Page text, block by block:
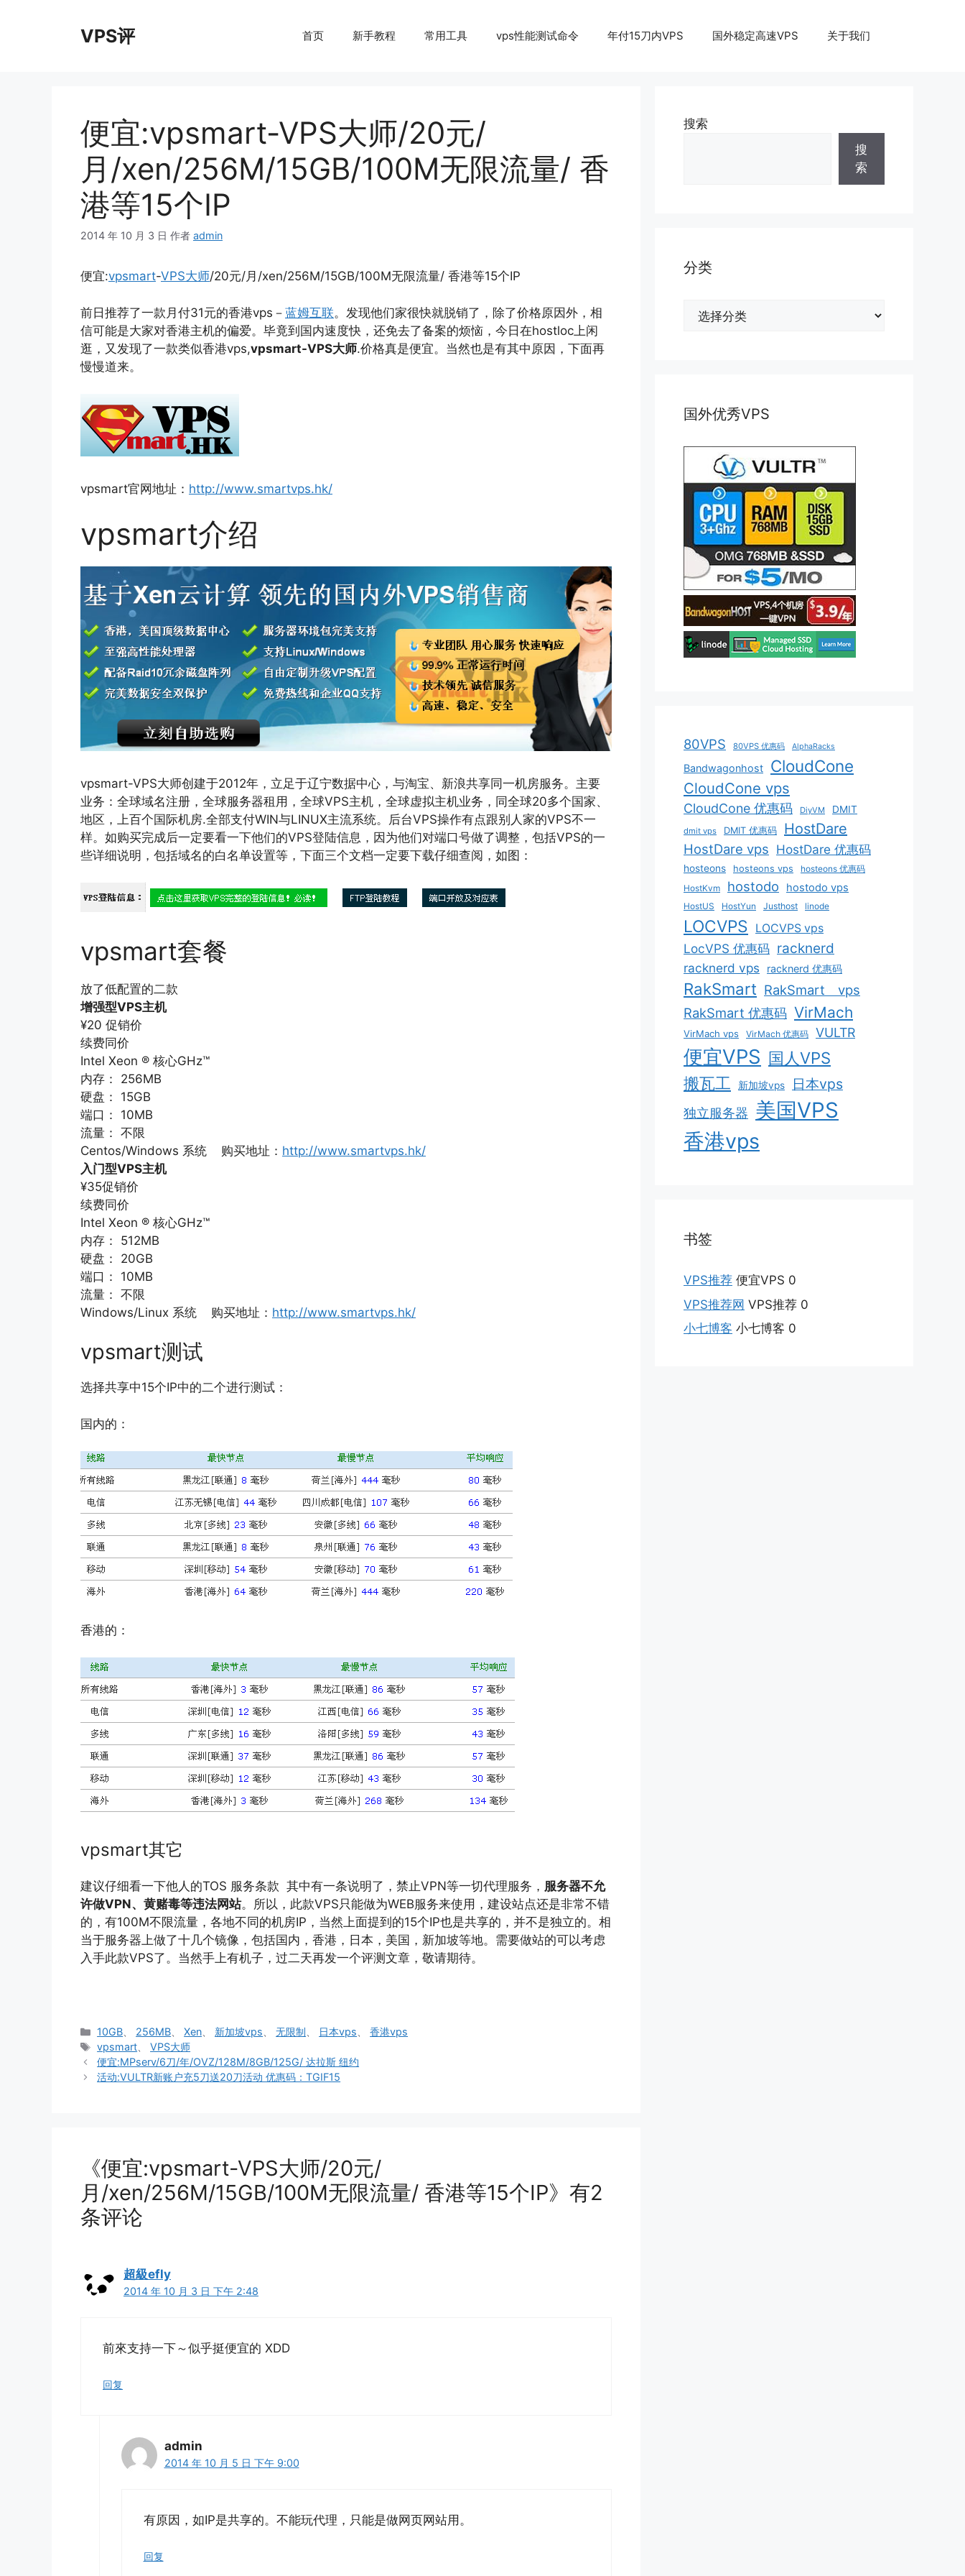
VPS评 首页 新手教程 常用工具 vps性能测试命令 年付15刀内VPS 国外稳定高速VPS 关于我们
便宜:vpsmart-VPS大师/20元/
月/xen/256M/15GB/100M无限流量/ 香
港等15个IP
2014 年 10 月 3 日 作者 admin
便宜:vpsmart-VPS大师/20元/月/xen/256M/15GB/100M无限流量/ 香港等15个IP
前日推荐了一款月付31元的香港vps－ 蓝姆互联。发现他们家很快就脱销了，除了价格原因外，相
信可能是大家对香港主机的偏爱。毕竟到国内速度快，还免去了备案的烦恼，今日在hostloc上闲
逛，又发现了一款类似香港vps,vpsmart-VPS大师.价格真是便宜。当然也是有其中原因，下面再
慢慢道来。
vpsmart官网地址： http://www.smartvps.hk/
vpsmart介绍
vpsmart-VPS大师创建于2012年，立足于辽宁数据中心，与淘宝、新浪共享同一机房服务。主要
业务：全球域名注册，全球服务器租用，全球VPS主机，全球虚拟主机业务，同全球20多个国家、
地区，上百个国际机房.全部支付WIN与LINUX主流系统。后台VPS操作有点跟别人家的VPS不一
样。如购买完成后一定要看一下他们的VPS登陆信息，因为他们对端口号做了调整，包括VPS的一
些详细说明，包括域名的白名单设置等，下面三个文档一定要下载仔细查阅，如图：
vpsmart套餐
放了低配置的二款
增强型VPS主机
¥20 促销价
续费同价
Intel Xeon ® 核心GHz™
内存： 256MB
硬盘： 15GB
端口： 10MB
流量： 不限
Centos/Windows 系统 购买地址： http://www.smartvps.hk/
入门型VPS主机
¥35促销价
续费同价
Intel Xeon ® 核心GHz™
内存： 512MB
硬盘： 20GB
端口： 10MB
流量： 不限
Windows/Linux 系统 购买地址： http://www.smartvps.hk/
vpsmart测试
选择共享中15个IP中的二个进行测试：
国内的：
香港的：
vpsmart其它
建议仔细看一下他人的TOS 服务条款 其中有一条说明了，禁止VPN等一切代理服务， 服务器不允
许做VPN、黄赌毒等违法网站。所以，此款VPS只能做为WEB服务来使用，建设站点还是非常不错
的，有100M不限流量，各地不同的机房IP，当然上面提到的15个IP也是共享的，并不是独立的。相
当于服务器上做了十几个镜像，包括国内，香港，日本，美国，新加坡等地。需要做站的可以考虑
入手此款VPS了。当然手上有机子，过二天再发一个评测文章，敬请期待。
分
类
10GB 256MB 、Xen 新加坡vps 、无限制 日本vps 、香港vps
标
签
vpsmart 、VPS大师
便宜:MPserv/6刀/年/OVZ/128M/8GB/125G/ 达拉斯 纽约
活动:VULTR新账户充5刀送20刀活动 优惠码：TGIF15
《便宜:vpsmart-VPS大师/20元/
月/xen/256M/15GB/100M无限流量/ 香港等15个IP》有2
条评论
超級efly
2014 年 10 月 3 日 下午 2:48
前來支持一下～似乎挺便宜的 XDD
回复
admin
2014 年 10 月 5 日 下午 9:00
有原因，如IP是共享的。不能玩代理，只能是做网页网站用。
回复
搜索
搜
索
分类
国外优秀VPS
80VPS 80VPS 优惠码 AlphaRacks
Bandwagonhost CloudCone
CloudCone vps
CloudCone 优惠码 DiyVM DMIT
dmit vps DMIT 优惠码 HostDare
HostDare vps HostDare 优惠码
hosteons hosteons vps
hosteons 优惠码
HostKvm
hostodo hostodo vps
HostUS HostYun Justhost linode
LOCVPS LOCVPS vps
LocVPS 优惠码 racknerd
racknerd vps racknerd 优惠码
RakSmart RakSmart vps
RakSmart 优惠码 VirMach
VirMach vps VirMach 优惠码 VULTR
便宜VPS 国人VPS
搬瓦工
新加坡vps 日本vps
独立服务器 美国VPS
香港vps
书签
VPS推荐 便宜VPS 0
VPS推荐网 VPS推荐 0
小七博客 小七博客 0